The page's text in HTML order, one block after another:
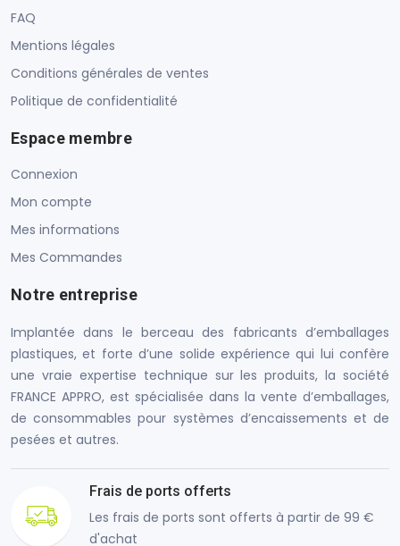
FAQ
Mentions légales
Conditions générales de ventes
Politique de confidentialité
Espace membre
Connexion
Mon compte
Mes informations
Mes Commandes
Notre entreprise
Implantée dans le berceau des fabricants d’emballages
plastiques, et forte d’une solide expérience qui lui confère
une vraie expertise technique sur les produits, la société
FRANCE APPRO, est spécialisée dans la vente d’emballages,
de consommables pour systèmes d’encaissements et de
pesées et autres.
Frais de ports offerts
Les frais de ports sont offerts à partir de 99 €
d'achat